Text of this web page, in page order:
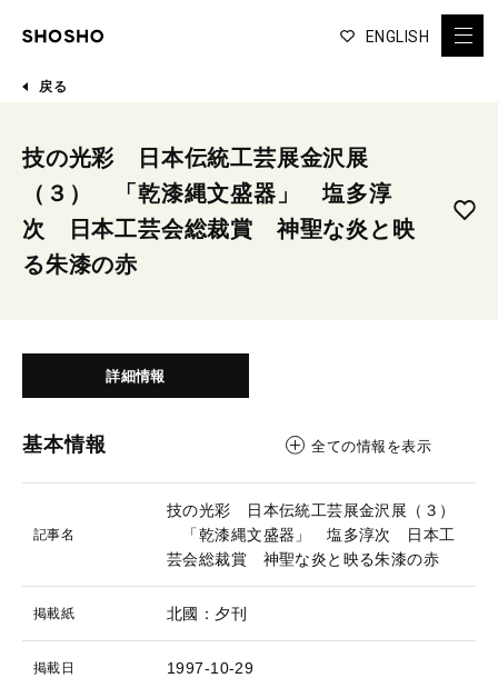
ENGLISH
戻る
技の光彩 日本伝統工芸展金沢展
（３） 「乾漆縄文盛器」 塩多淳
次 日本工芸会総裁賞 神聖な炎と映
る朱漆の赤
詳細情報
基本情報 全ての情報を表示
記事名
技の光彩 日本伝統工芸展金沢展（３）
「乾漆縄文盛器」 塩多淳次 日本工
芸会総裁賞 神聖な炎と映る朱漆の赤
掲載紙 北國：夕刊
掲載日 1997-10-29